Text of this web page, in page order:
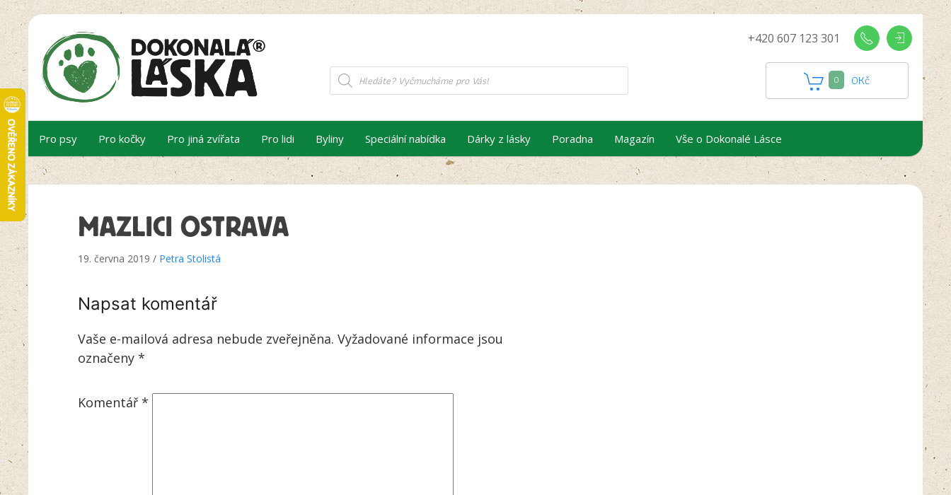
+420 607 123 301
Products
search 0 0Kč
Pro psy Pro kočky Pro jiná zvířata Pro lidi Byliny Speciální nabídka Dárky z lásky Poradna Magazín Vše o Dokonalé Lásce
MAZLICI OSTRAVA
19. června 2019 / Petra Stolistá
Napsat komentář
Vaše e-mailová adresa nebude zveřejněna. Vyžadované informace jsou
označeny *
Komentář *